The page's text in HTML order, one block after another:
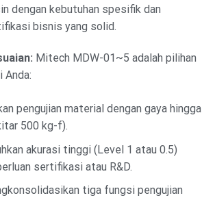
dengan kebutuhan spesifik dan
bisnis yang solid.
Mitech MDW-01~5 adalah pilihan
Anda:
pengujian material dengan gaya hingga
500 kg-f).
akurasi tinggi (Level 1 atau 0.5)
sertifikasi atau R&D.
tiga fungsi pengujian